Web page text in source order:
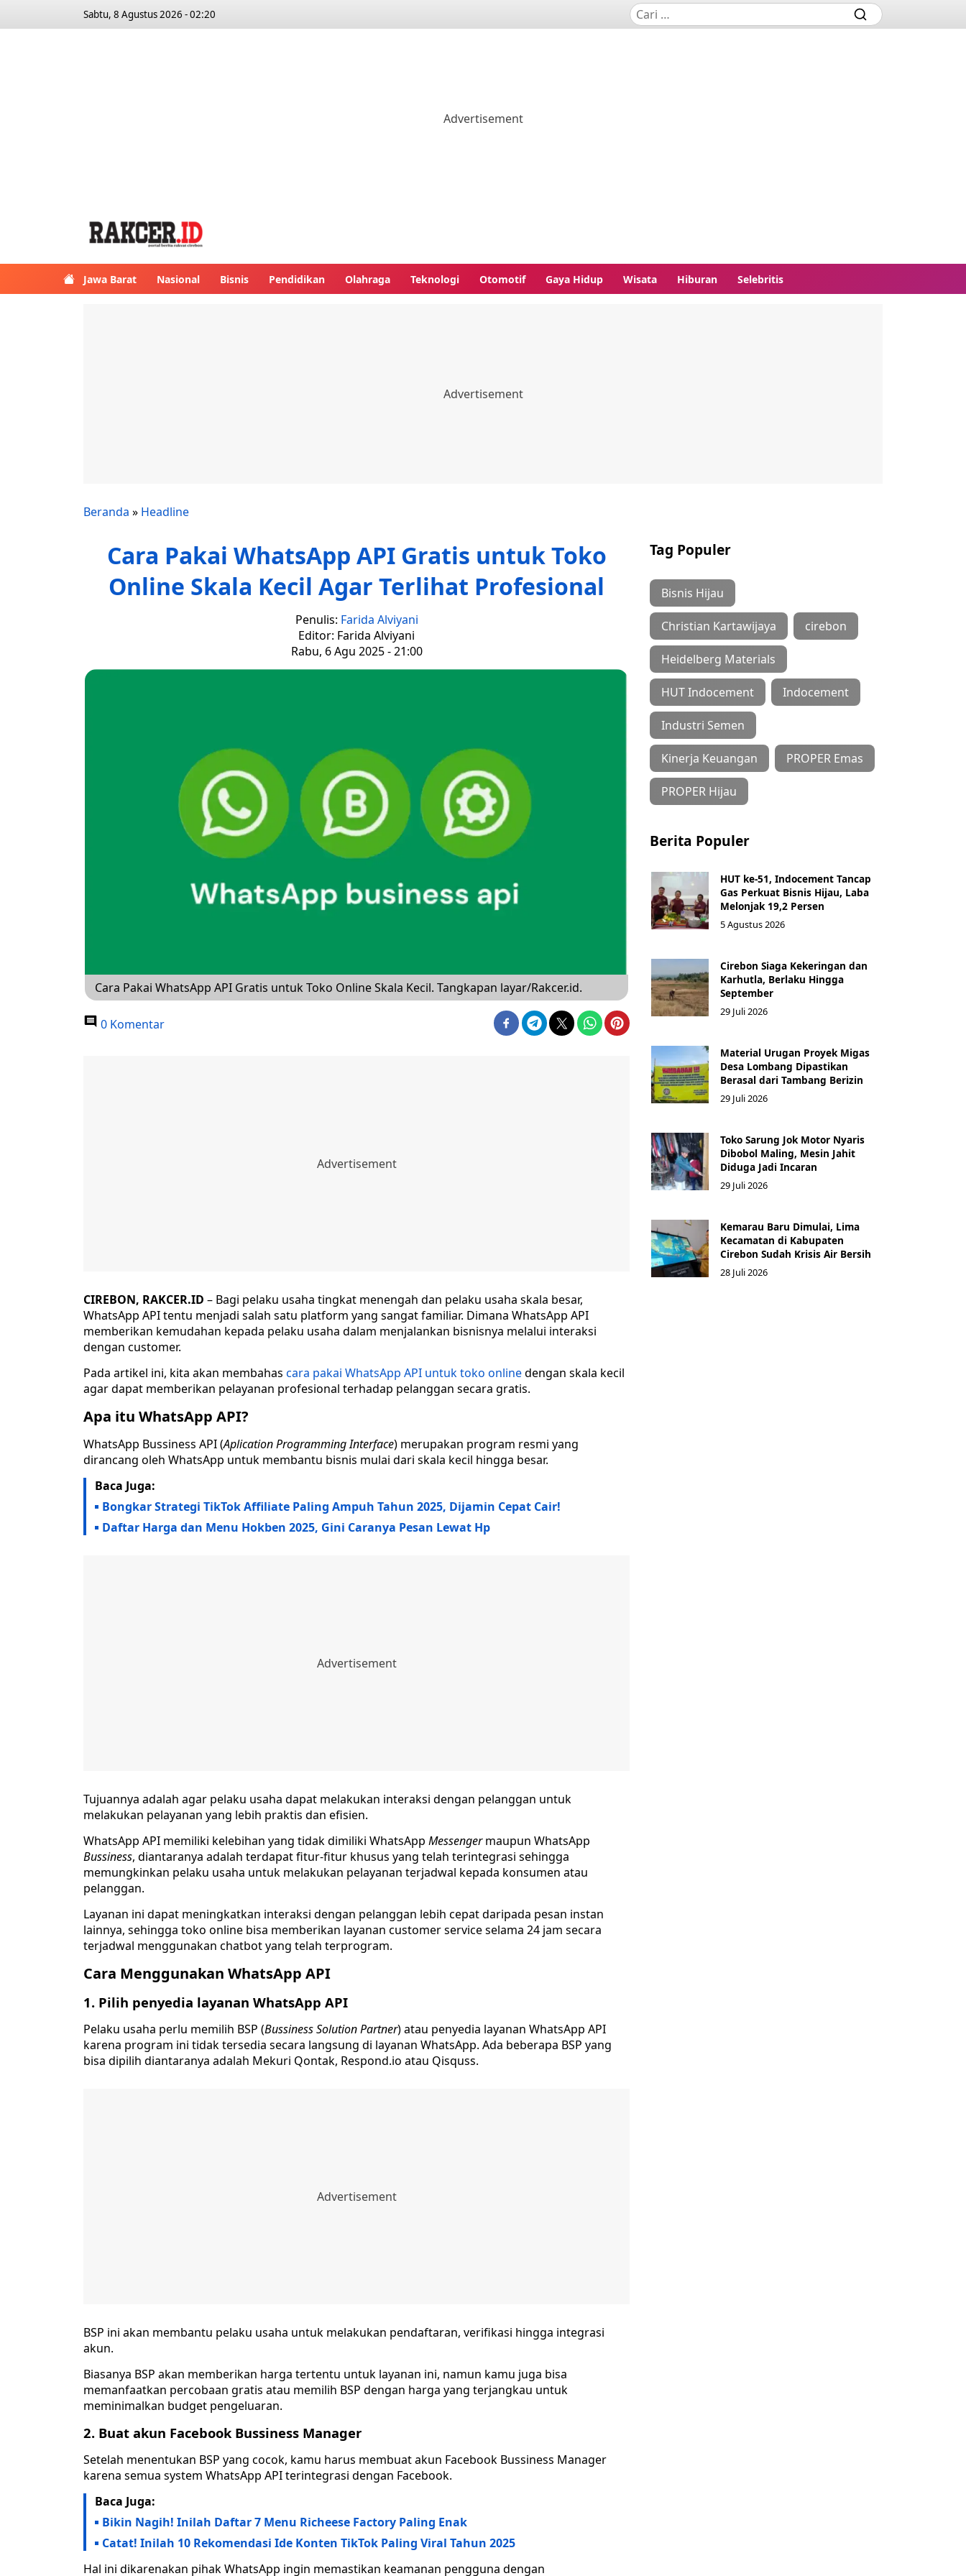
Sabtu, 8 Agustus 2026 - 02:20
Jawa Barat Nasional Bisnis Pendidikan Olahraga Teknologi Otomotif Gaya Hidup Wisata Hiburan Selebritis
Beranda » Headline
Cara Pakai WhatsApp API Gratis untuk Toko
Online Skala Kecil Agar Terlihat Profesional
Penulis: Farida Alviyani
Editor: Farida Alviyani
Rabu, 6 Agu 2025 - 21:00
Cara Pakai WhatsApp API Gratis untuk Toko Online Skala Kecil. Tangkapan layar/Rakcer.id.
0 Komentar
CIREBON, RAKCER.ID – Bagi pelaku usaha tingkat menengah dan pelaku usaha skala besar,
WhatsApp API tentu menjadi salah satu platform yang sangat familiar. Dimana WhatsApp API
memberikan kemudahan kepada pelaku usaha dalam menjalankan bisnisnya melalui interaksi
dengan customer.
Pada artikel ini, kita akan membahas cara pakai WhatsApp API untuk toko onlinedengan skala kecil
agar dapat memberikan pelayanan profesional terhadap pelanggan secara gratis.
Apa itu WhatsApp API?
WhatsApp Bussiness API (Aplication Programming Interface) merupakan program resmi yang
dirancang oleh WhatsApp untuk membantu bisnis mulai dari skala kecil hingga besar.
Baca Juga:
Bongkar Strategi TikTok Affiliate Paling Ampuh Tahun 2025, Dijamin Cepat Cair!
Daftar Harga dan Menu Hokben 2025, Gini Caranya Pesan Lewat Hp
Tujuannya adalah agar pelaku usaha dapat melakukan interaksi dengan pelanggan untuk
melakukan pelayanan yang lebih praktis dan efisien.
WhatsApp API memiliki kelebihan yang tidak dimiliki WhatsApp Messengermaupun WhatsApp
Bussiness, diantaranya adalah terdapat fitur-fitur khusus yang telah terintegrasi sehingga
memungkinkan pelaku usaha untuk melakukan pelayanan terjadwal kepada konsumen atau
pelanggan.
Layanan ini dapat meningkatkan interaksi dengan pelanggan lebih cepat daripada pesan instan
lainnya, sehingga toko online bisa memberikan layanan customer service selama 24 jam secara
terjadwal menggunakan chatbot yang telah terprogram.
Cara Menggunakan WhatsApp API
1. Pilih penyedia layanan WhatsApp API
Pelaku usaha perlu memilih BSP (Bussiness Solution Partner) atau penyedia layanan WhatsApp API
karena program ini tidak tersedia secara langsung di layanan WhatsApp. Ada beberapa BSP yang
bisa dipilih diantaranya adalah Mekuri Qontak, Respond.io atau Qisquss.
BSP ini akan membantu pelaku usaha untuk melakukan pendaftaran, verifikasi hingga integrasi
akun.
Biasanya BSP akan memberikan harga tertentu untuk layanan ini, namun kamu juga bisa
memanfaatkan percobaan gratis atau memilih BSP dengan harga yang terjangkau untuk
meminimalkan budget pengeluaran.
2. Buat akun Facebook Bussiness Manager
Setelah menentukan BSP yang cocok, kamu harus membuat akun Facebook Bussiness Manager
karena semua system WhatsApp API terintegrasi dengan Facebook.
Baca Juga:
Bikin Nagih! Inilah Daftar 7 Menu Richeese Factory Paling Enak
Catat! Inilah 10 Rekomendasi Ide Konten TikTok Paling Viral Tahun 2025
Hal ini dikarenakan pihak WhatsApp ingin memastikan keamanan pengguna dengan
Tag Populer
Bisnis Hijau
Christian Kartawijaya cirebon
Heidelberg Materials
HUT Indocement Indocement
Industri Semen
Kinerja Keuangan PROPER Emas
PROPER Hijau
Berita Populer
HUT ke-51, Indocement Tancap
Gas Perkuat Bisnis Hijau, Laba
Melonjak 19,2 Persen
5 Agustus 2026
Cirebon Siaga Kekeringan dan
Karhutla, Berlaku Hingga
September
29 Juli 2026
Material Urugan Proyek Migas
Desa Lombang Dipastikan
Berasal dari Tambang Berizin
29 Juli 2026
Toko Sarung Jok Motor Nyaris
Dibobol Maling, Mesin Jahit
Diduga Jadi Incaran
29 Juli 2026
Kemarau Baru Dimulai, Lima
Kecamatan di Kabupaten
Cirebon Sudah Krisis Air Bersih
28 Juli 2026